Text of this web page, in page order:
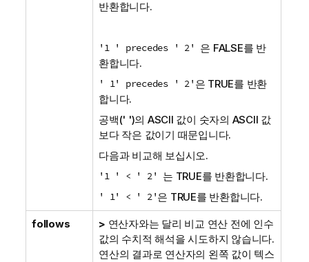
반환합니다.
'1 ' precedes ' 2' 은 FALSE를 반
환합니다.
' 1' precedes ' 2' 은 TRUE를 반환
합니다.
공백(' ')의 ASCII 값이 숫자의 ASCII 값
보다 작은 값이기 때문입니다.
다음과 비교해 보십시오.
'1 ' < ' 2' 는 TRUE를 반환합니다.
' 1' < ' 2'은 TRUE를 반환합니다.
follows > 연산자와는 달리 비교 연산 전에 인수
값의 수치적 해석을 시도하지 않습니다.
연산의 결과로 연산자의 왼쪽 값이 텍스